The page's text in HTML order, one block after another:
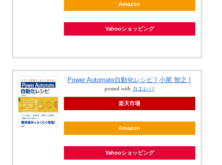
Amazon
Yahooショッピング
Power Automate自動化レシピ [ 小尾 智之 ]
posted with カエレバ
楽天市場
Amazon
Yahooショッピング